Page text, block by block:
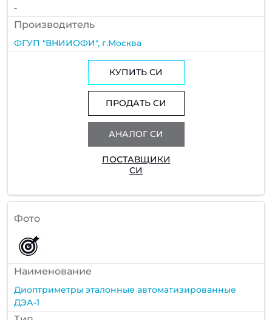
-
Производитель
ФГУП "ВНИИОФИ", г.Москва
КУПИТЬ СИ
ПРОДАТЬ СИ
АНАЛОГ СИ
ПОСТАВЩИКИ
СИ
Фото
Наименование
Диоптриметры эталонные автоматизированные
ДЭА-1